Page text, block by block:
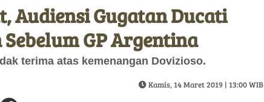
Audiensi Gugatan Ducati
GP Argentina
terima atas kemenangan Dovizioso.
Kamis, 14 Maret 2019 | 13:00 WIB